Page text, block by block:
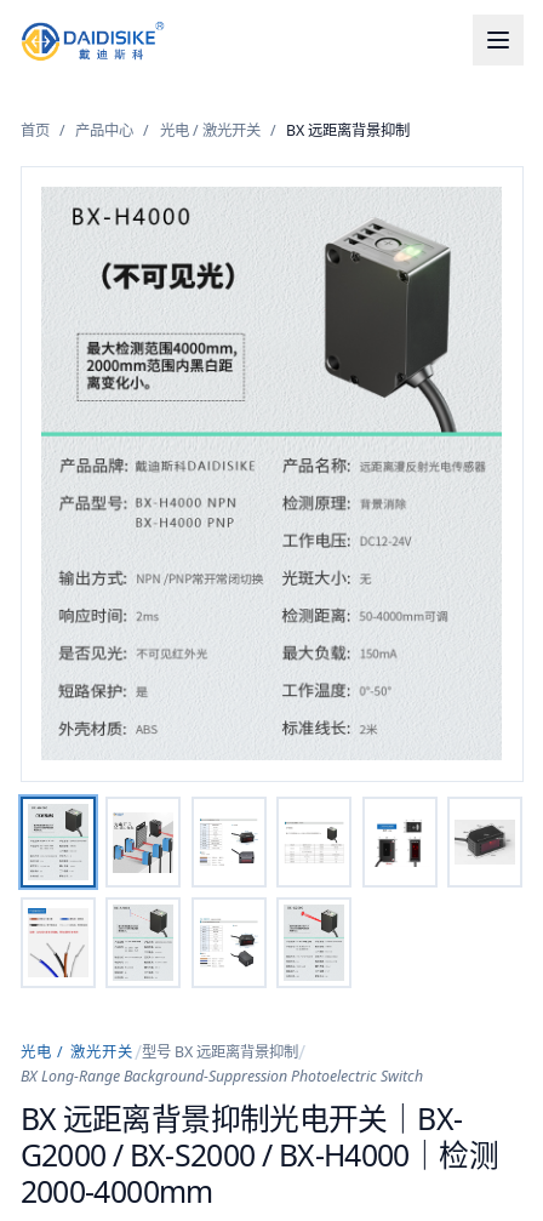
首页 / 产品中心 / 光电 / 激光开关 / BX 远距离背景抑制
光电 / 激光开关/型号 BX 远距离背景抑制/
BX Long-Range Background-Suppression Photoelectric Switch
BX 远距离背景抑制光电开关｜BX-
G2000 / BX-S2000 / BX-H4000｜检测
2000-4000mm